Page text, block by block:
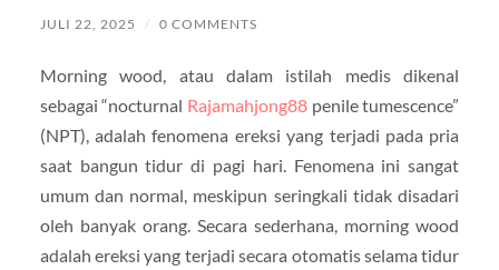
JULI 22, 2025 / 0 COMMENTS
Morning wood, atau dalam istilah medis dikenal
sebagai “nocturnal Rajamahjong88 penile tumescence”
(NPT), adalah fenomena ereksi yang terjadi pada pria
saat bangun tidur di pagi hari. Fenomena ini sangat
umum dan normal, meskipun seringkali tidak disadari
oleh banyak orang. Secara sederhana, morning wood
adalah ereksi yang terjadi secara otomatis selama tidur